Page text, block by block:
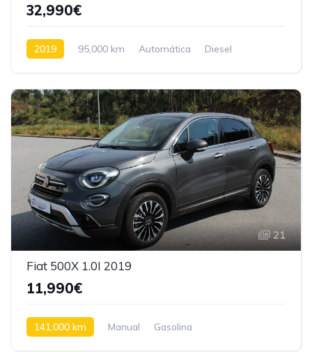
32,990€
2019 95,000 km Automática
Diesel
21
Fiat 500X 1.0I 2019
11,990€
141,000 km Manual
Gasolina